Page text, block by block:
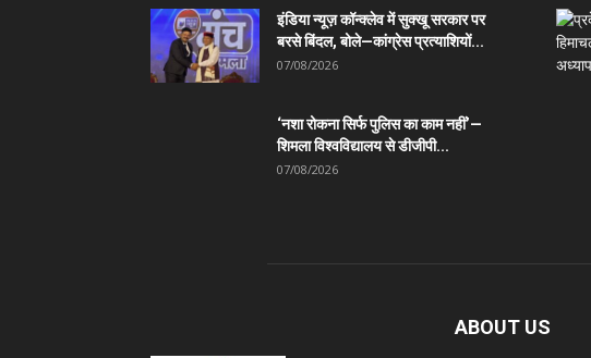
इंडिया न्यूज़ कॉन्क्लेव में सुक्खू सरकार पर
बरसे बिंदल, बोले—कांग्रेस प्रत्याशियों...
07/08/2026
‘नशा रोकना सिर्फ पुलिस का काम नहीं’—
शिमला विश्वविद्यालय से डीजीपी...
07/08/2026
ABOUT US